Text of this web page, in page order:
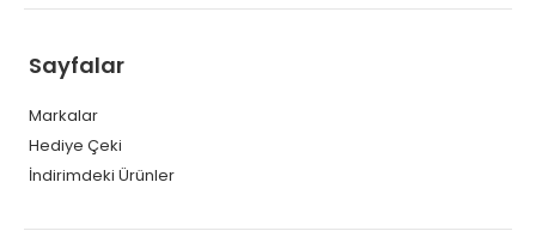
Sayfalar
Markalar
Hediye Çeki
İndirimdeki Ürünler